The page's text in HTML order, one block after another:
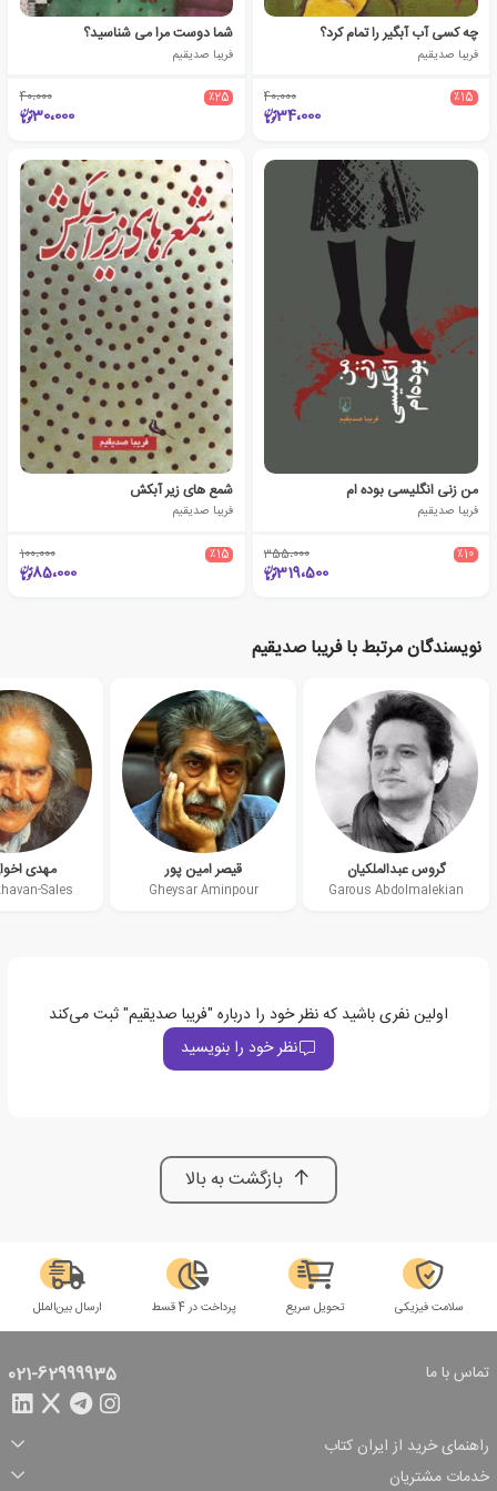
چه کسی آب آبگیر را تمام کرد؟
فریبا صدیقیم
٪15 40،000
34،000
شما دوست مرا می شناسید؟
فریبا صدیقیم
٪25 40،000
30،000
من زنی انگلیسی بوده ام
فریبا صدیقیم
٪10 355،000
319،500
شمع های زیر آبکش
فریبا صدیقیم
٪15 100،000
85،000
نویسندگان مرتبط با فریبا صدیقیم
گروس عبدالملکیان
Garous Abdolmalekian
قیصر امین پور
Gheysar Aminpour
مهدی
Sales
اولین نفری باشید که نظر خود را درباره "فریبا صدیقیم" ثبت می‌کند
نظر خود را بنویسید
بازگشت به بالا
سلامت فیزیکی تحویل سریع پرداخت در 4 قسط ارسال بین‌الملل
تماس با ما 021-62999935
راهنمای خرید از ایران کتاب
ثبت سفارش
شرایط ارسال سفارش
شیوه پرداخت
تخفیف‌های خرید
خدمات مشتریان